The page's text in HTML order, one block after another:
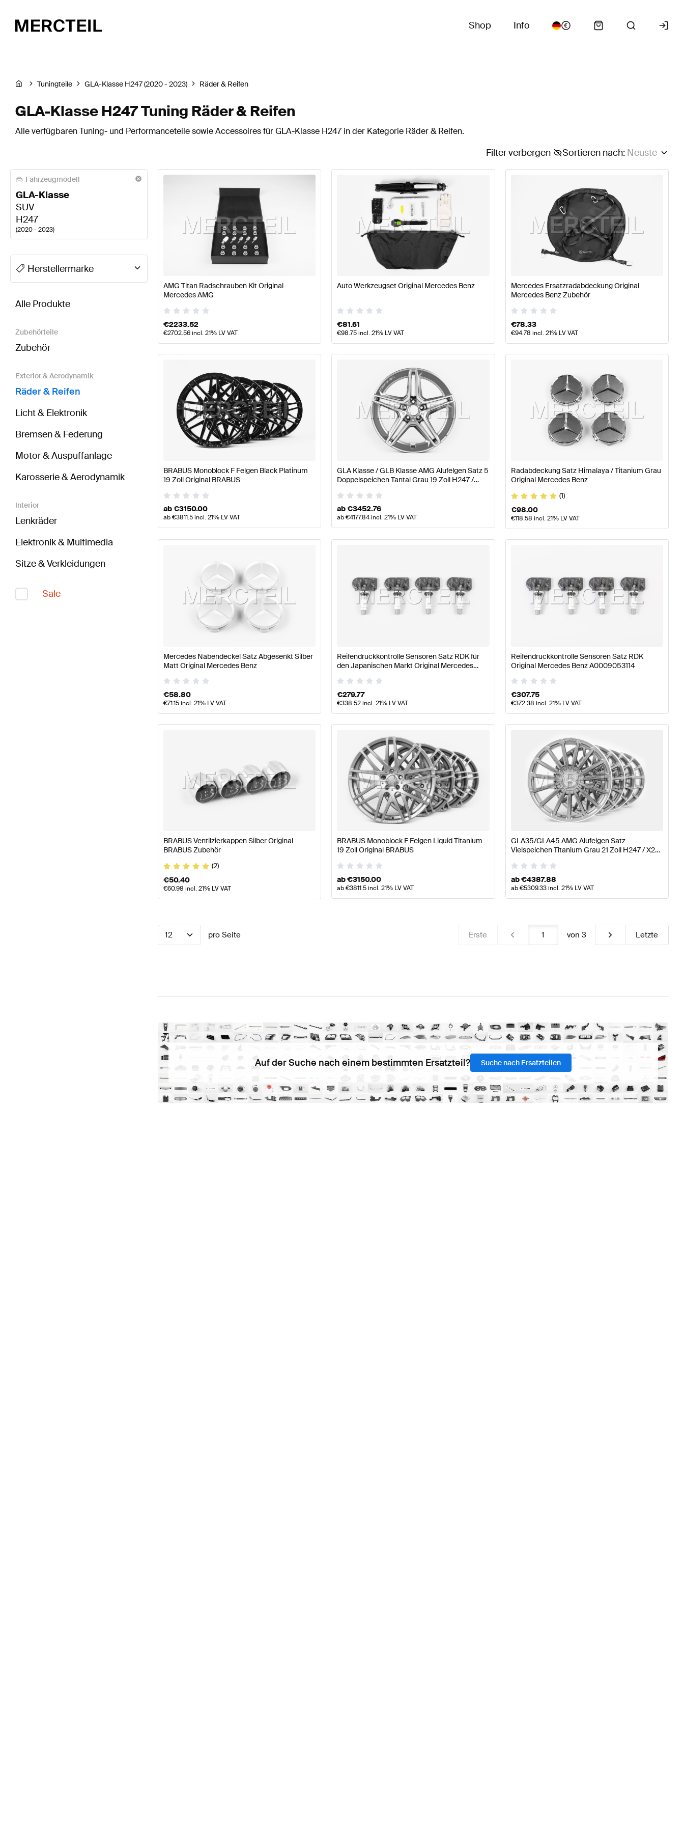
Shop Info
Tuningteile GLA-Klasse H247 (2020 - 2023) Räder & Reifen
GLA-Klasse H247 Tuning Räder & Reifen
Alle verfügbaren Tuning- und Performanceteile sowie Accessoires für GLA-Klasse H247 in der Kategorie Räder & Reifen.
Sortieren nach: Neuste
Filter verbergen
Fahrzeugmodell
GLA-Klasse
SUV
H247
(2020 - 2023)
A-Klasse Tuning Räder & ReifenA-Klasse W177 Modellpflege Tuning Räder & Reifen A-Klasse W177 Tuning Räder & Reifen
A-Klasse W176 Modellpflege Tuning
Herstellermarke
BRABUS GLA-Klasse H247 Räder & ReifenAMG GLA-Klasse H247 Räder & Reifen Mercedes-Benz GLA-Klasse H247 Räder & Reifen
Alle Produkte
Zubehörteile
Zubehör
Exterior & Aerodynamik
Räder & Reifen
Licht & Elektronik
Bremsen & Federung
Motor & Auspuffanlage
Karosserie & Aerodynamik
Interior
Lenkräder
Elektronik & Multimedia
Sitze & Verkleidungen
Sale
AMG Titan Radschrauben Kit Original
Mercedes AMG
€2233.52
€2702.56incl. 21% LV VAT
Auto Werkzeugset Original Mercedes Benz
€81.61
€98.75incl. 21% LV VAT
Mercedes Ersatzradabdeckung Original
Mercedes Benz Zubehör
€78.33
€94.78 incl. 21% LV VAT
BRABUS Monoblock F Felgen Black Platinum
19 Zoll Original BRABUS
ab€3150.00
ab€3811.5incl. 21% LV VAT
GLA Klasse / GLB Klasse AMG Alufelgen Satz 5
Doppelspeichen Tantal Grau 19 Zoll H247 /
ab€3452.76
ab€4177.84incl. 21% LV VAT
Radabdeckung Satz Himalaya / Titanium Grau
Original Mercedes Benz
(1)
€98.00
€118.58 incl. 21% LV VAT
Mercedes Nabendeckel Satz Abgesenkt Silber
Matt Original Mercedes Benz
€58.80
€71.15incl. 21% LV VAT
Reifendruckkontrolle Sensoren Satz RDK für
den Japanischen Markt Original Mercedes
€279.77
€338.52incl. 21% LV VAT
Reifendruckkontrolle Sensoren Satz RDK
Original Mercedes Benz A0009053114
€307.75
€372.38 incl. 21% LV VAT
BRABUS Ventilzierkappen Silber Original
BRABUS Zubehör
(2)
€50.40
€60.98 incl. 21% LV VAT
BRABUS Monoblock F Felgen Liquid Titanium
19 Zoll Original BRABUS
ab€3150.00
ab€3811.5incl. 21% LV VAT
GLA35/GLA45 AMG Alufelgen Satz
Vielspeichen Titanium Grau 21 Zoll H247 / X247
ab€4387.88
ab€5309.33incl. 21% LV VAT
12 pro Seite Erste von 3 Letzte
Auf der Suche nach einem bestimmten Ersatzteil? Suche nach Ersatzteilen